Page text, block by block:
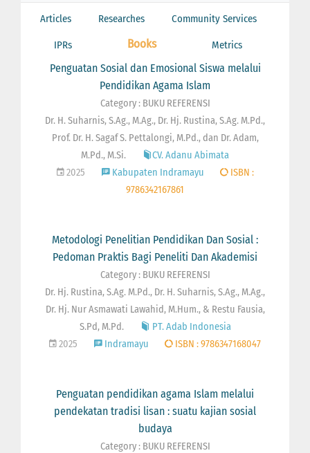
Articles Researches Community Services
IPRs Books Metrics
Penguatan Sosial dan Emosional Siswa melalui
Pendidikan Agama Islam
Category : BUKU REFERENSI
Dr. H. Suharnis, S.Ag., M.Ag., Dr. Hj. Rustina, S.Ag. M.Pd.,
Prof. Dr. H. Sagaf S. Pettalongi, M.Pd., dan Dr. Adam,
M.Pd., M.Si.
CV. Adanu Abimata
2025
Kabupaten Indramayu
ISBN :
9786342167861
Metodologi Penelitian Pendidikan Dan Sosial :
Pedoman Praktis Bagi Peneliti Dan Akademisi
Category : BUKU REFERENSI
Dr. Hj. Rustina, S.Ag. M.Pd., Dr. H. Suharnis, S.Ag., M.Ag.,
Dr. Hj. Nur Asmawati Lawahid, M.Hum., & Restu Fausia,
S.Pd, M.Pd.
PT. Adab Indonesia
2025
Indramayu ISBN : 9786347168047
Penguatan pendidikan agama Islam melalui
pendekatan tradisi lisan : suatu kajian sosial
budaya
Category : BUKU REFERENSI